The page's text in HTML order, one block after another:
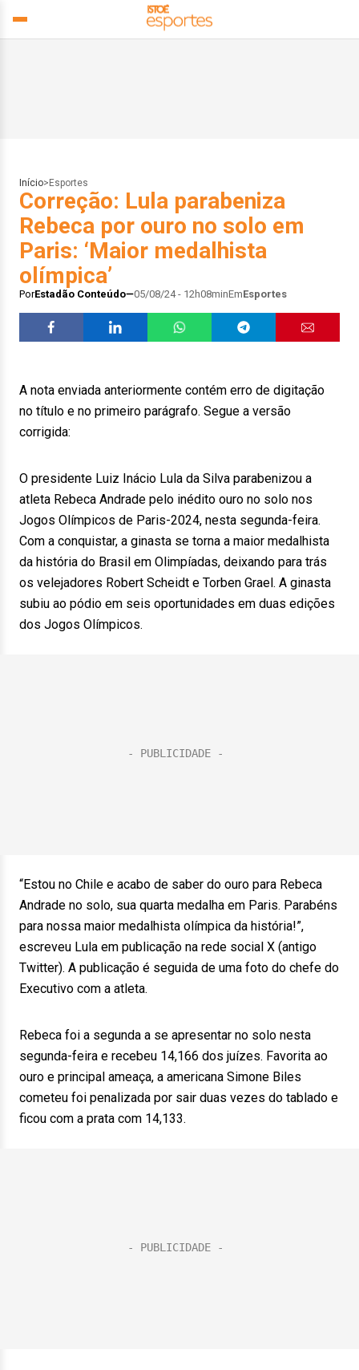
Início> Esportes
Correção: Lula parabeniza
Rebeca por ouro no solo em
Paris: ‘Maior medalhista
olímpica’
PorEstadão Conteúdo 05/08/24 - 12h08minEmEsportes
A nota enviada anteriormente contém erro de digitação
no título e no primeiro parágrafo. Segue a versão
corrigida:
O presidente Luiz Inácio Lula da Silva parabenizou a
atleta Rebeca Andrade pelo inédito ouro no solo nos
Jogos Olímpicos de Paris-2024, nesta segunda-feira.
Com a conquistar, a ginasta se torna a maior medalhista
da história do Brasil em Olimpíadas, deixando para trás
os velejadores Robert Scheidt e Torben Grael. A ginasta
subiu ao pódio em seis oportunidades em duas edições
dos Jogos Olímpicos.
“Estou no Chile e acabo de saber do ouro para Rebeca
Andrade no solo, sua quarta medalha em Paris. Parabéns
para nossa maior medalhista olímpica da história!”,
escreveu Lula em publicação na rede social X (antigo
Twitter). A publicação é seguida de uma foto do chefe do
Executivo com a atleta.
Rebeca foi a segunda a se apresentar no solo nesta
segunda-feira e recebeu 14,166 dos juízes. Favorita ao
ouro e principal ameaça, a americana Simone Biles
cometeu foi penalizada por sair duas vezes do tablado e
ficou com a prata com 14,133.